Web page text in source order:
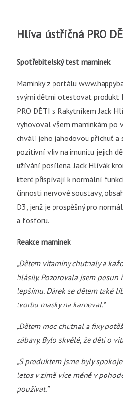
Hlíva ústřičná PRO
Spotřebitelský test maminek
Maminky z portálu
svými dětmi otestovat produkt
PRO DĚTI s Rakytníkem Jack
vyhovoval všem maminkám po
chválí jeho jahodovou příchuť a
pozitivní vliv na imunitu jejich
užívání posílena. Jack Hlívák
které přispívají k normální
činnosti nervové soustavy,
D3, jenž je prospěšný pro
a fosforu.
Reakce maminek
„Dětem vitaminy chutnaly a
hlásily. Pozorovala jsem posun
lepšímu. Dárek se dětem také
tvorbu masky na karneval.”
„Dětem moc chutnal a fixy
zábavy. Bylo skvělé, že děti o
„S produktem jsme byly
letos v zimě více méně v
používat.”